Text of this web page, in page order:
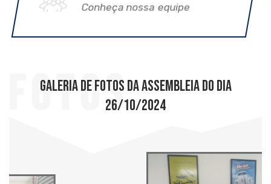
Conheça nossa equipe
Fotos
Galeria de fotos da assembleia do dia
26/10/2024